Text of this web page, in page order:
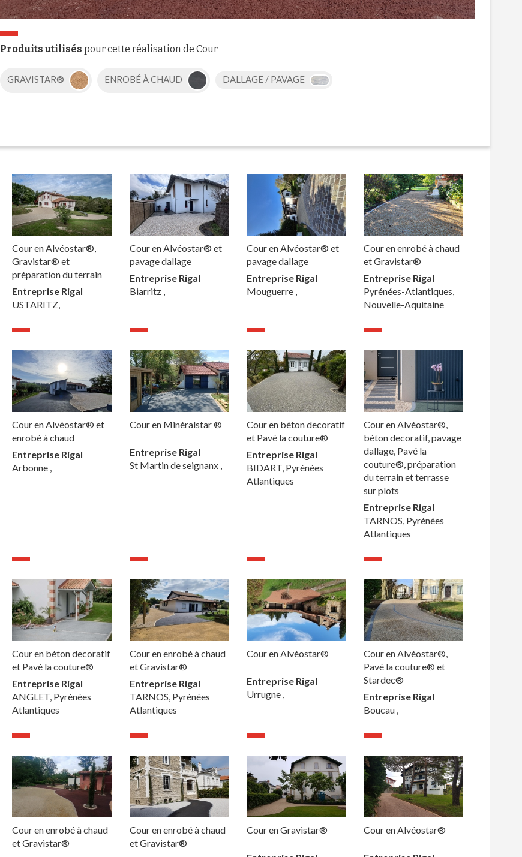
Produits utilisés pour cette réalisation de Cour
GRAVISTAR® ENROBÉ À CHAUD DALLAGE / PAVAGE
Cour en Alvéostar®,
Gravistar® et
préparation du terrain
Entreprise Rigal
USTARITZ,
Cour en Alvéostar® et
pavage dallage
Entreprise Rigal
Biarritz ,
Cour en Alvéostar® et
pavage dallage
Entreprise Rigal
Mouguerre ,
Cour en enrobé à chaud
et Gravistar®
Entreprise Rigal
Pyrénées-Atlantiques,
Nouvelle-Aquitaine
Cour en Alvéostar® et
enrobé à chaud
Entreprise Rigal
Arbonne ,
Cour en Minéralstar ®
Entreprise Rigal
St Martin de seignanx ,
Cour en béton decoratif
et Pavé la couture®
Entreprise Rigal
BIDART, Pyrénées
Atlantiques
Cour en Alvéostar®,
béton decoratif, pavage
dallage, Pavé la
couture®, préparation
du terrain et terrasse
sur plots
Entreprise Rigal
TARNOS, Pyrénées
Atlantiques
Cour en béton decoratif
et Pavé la couture®
Entreprise Rigal
ANGLET, Pyrénées
Atlantiques
Cour en enrobé à chaud
et Gravistar®
Entreprise Rigal
TARNOS, Pyrénées
Atlantiques
Cour en Alvéostar®
Entreprise Rigal
Urrugne ,
Cour en Alvéostar®,
Pavé la couture® et
Stardec®
Entreprise Rigal
Boucau ,
Cour en enrobé à chaud
et Gravistar®
Cour en enrobé à chaud
et Gravistar®
Cour en Gravistar® Cour en Alvéostar®